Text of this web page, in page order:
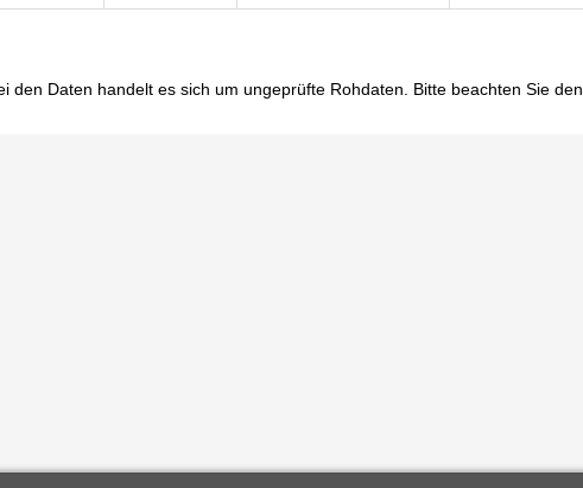
den Daten handelt es sich um ungeprüfte Rohdaten. Bitte beachten Sie den